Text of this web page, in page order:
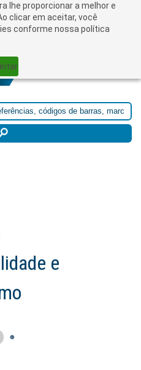
lhe proporcionar a melhor e
clicar em aceitar, você
conforme nossa política
e
●